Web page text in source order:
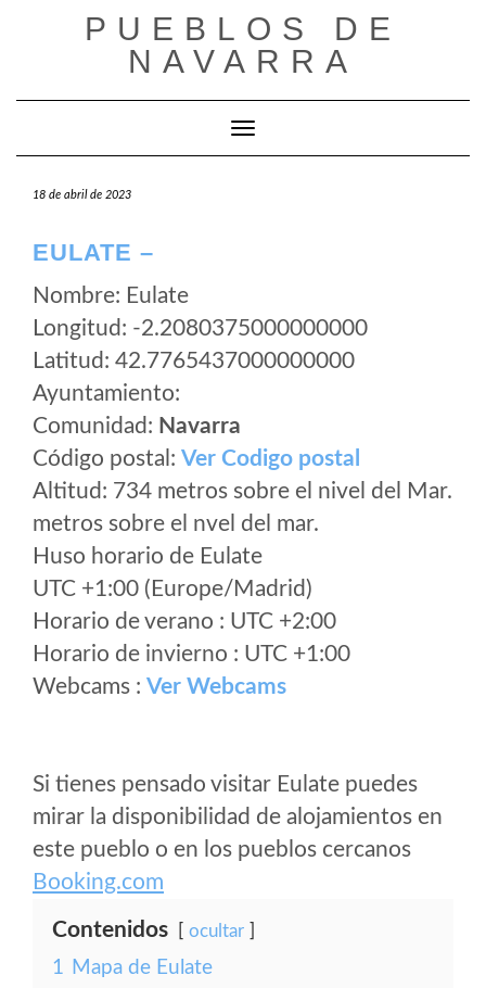
PUEBLOS DE
NAVARRA
Cambiar modo de navegación
18 de abril de 2023
EULATE –
Nombre: Eulate
Longitud: -2.2080375000000000
Latitud: 42.7765437000000000
Ayuntamiento:
Comunidad: Navarra
Código postal: Ver Codigo postal
Altitud: 734 metros sobre el nivel del Mar.
metros sobre el nvel del mar.
Huso horario de Eulate
UTC +1:00 (Europe/Madrid)
Horario de verano : UTC +2:00
Horario de invierno : UTC +1:00
Webcams : Ver Webcams
Si tienes pensado visitar Eulate puedes
mirar la disponibilidad de alojamientos en
este pueblo o en los pueblos cercanos
Booking.com
Contenidos ocultar
1 Mapa de Eulate